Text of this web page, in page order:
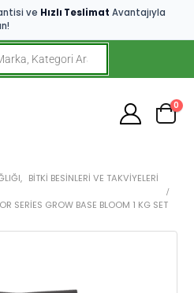
ve Hızlı Teslimat Avantajıyla
0
, BITKI BESINLERI VE TAKVIYELERI
SERIES GROW BASE BLOOM 1 KG SET